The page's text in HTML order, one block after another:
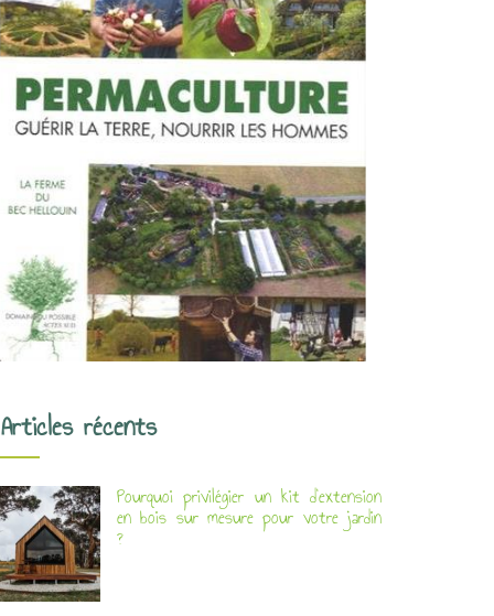
Articles récents
Pourquoi privilégier un kit d’extension
en bois sur mesure pour votre jardin
?